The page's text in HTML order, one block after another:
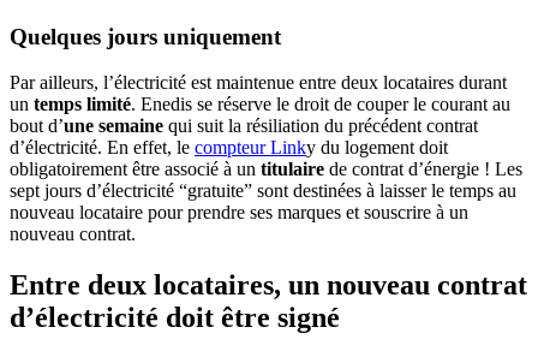
Quelques jours uniquement
Par ailleurs, l’électricité est maintenue entre deux locataires durant
un temps limité. Enedis se réserve le droit de couper le courant au
bout d’une semaine qui suit la résiliation du précédent contrat
d’électricité. En effet, le compteur Linky du logement doit
obligatoirement être associé à un titulaire de contrat d’énergie ! Les
sept jours d’électricité “gratuite” sont destinées à laisser le temps au
nouveau locataire pour prendre ses marques et souscrire à un
nouveau contrat.
Entre deux locataires, un nouveau contrat
d’électricité doit être signé